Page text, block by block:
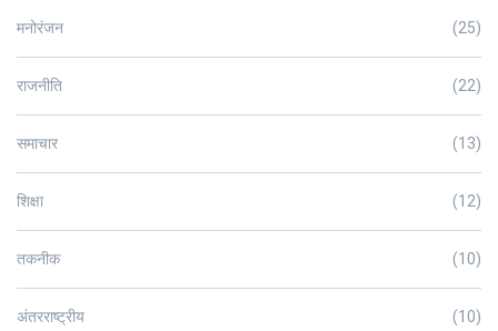
मनोरंजन (25)
राजनीति (22)
समाचार (13)
शिक्षा (12)
तकनीक (10)
अंतरराष्ट्रीय (10)